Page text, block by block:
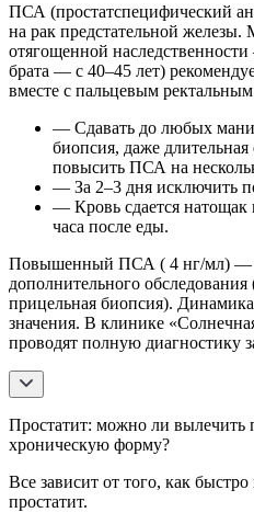
ПСА (простатспецифический
на рак предстательной
отягощенной
брата — с 40–45 лет)
вместе с пальцевым
— Сдавать до любых
биопсия, даже длительная
повысить ПСА на
— За 2–3 дня исключить
— Кровь сдается натощак
часа после еды.
Повышенный ПСА ( 4 нг/мл) —
дополнительного
прицельная биопсия).
значения. В клинике
проводят полную диагностику
Простатит: можно ли вылечить
хроническую форму?
Все зависит от того, как
простатит.